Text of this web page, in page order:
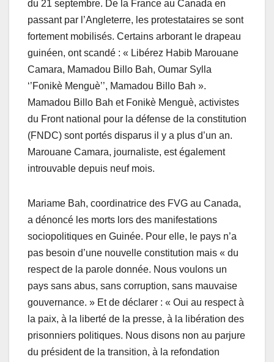
du 21 septembre. De la France au Canada en
passant par l’Angleterre, les protestataires se sont
fortement mobilisés. Certains arborant le drapeau
guinéen, ont scandé : « Libérez Habib Marouane
Camara, Mamadou Billo Bah, Oumar Sylla
‘’Fonikè Menguè’’, Mamadou Billo Bah ».
Mamadou Billo Bah et Fonikè Menguè, activistes
du Front national pour la défense de la constitution
(FNDC) sont portés disparus il y a plus d’un an.
Marouane Camara, journaliste, est également
introuvable depuis neuf mois.
Mariame Bah, coordinatrice des FVG au Canada,
a dénoncé les morts lors des manifestations
sociopolitiques en Guinée. Pour elle, le pays n’a
pas besoin d’une nouvelle constitution mais « du
respect de la parole donnée. Nous voulons un
pays sans abus, sans corruption, sans mauvaise
gouvernance. » Et de déclarer : « Oui au respect à
la paix, à la liberté de la presse, à la libération des
prisonniers politiques. Nous disons non au parjure
du président de la transition, à la refondation